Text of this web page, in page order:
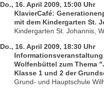
Do., 16. April 2009, 15:00 Uhr
KlavierCafé:
mit dem Kindergarten St.
Kindergarten St. Johannis,
Do., 16. April 2009, 18:30 Uhr
Wolfenbüttel zum Thema
Klasse 1 und 2 der
Grund- und Hauptschule